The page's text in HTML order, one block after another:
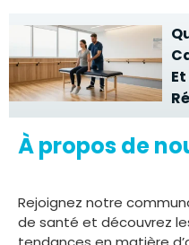
À propos de
Rejoignez notre
de santé et découvrez